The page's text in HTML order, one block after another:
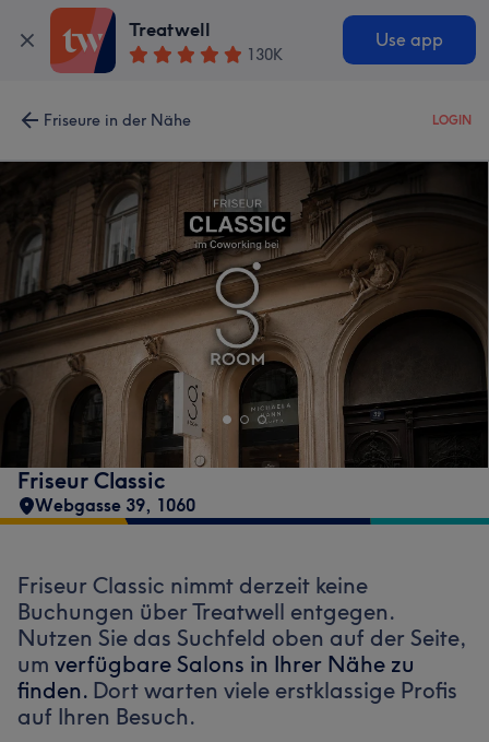
Treatwell
130K
Use app
Friseure in der Nähe LOGIN
Friseur Classic
Webgasse 39, 1060
Friseur Classic nimmt derzeit keine
Buchungen über Treatwell entgegen.
Nutzen Sie das Suchfeld oben auf der Seite,
um verfügbare Salons in Ihrer Nähe zu
finden. Dort warten viele erstklassige Profis
auf Ihren Besuch.